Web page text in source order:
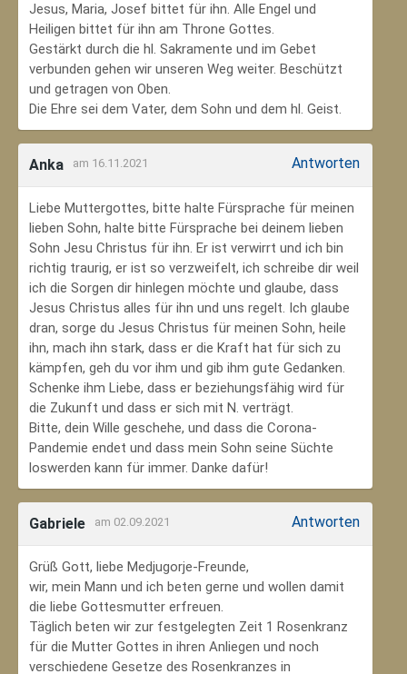
Jesus, Maria, Josef bittet für ihn. Alle Engel und
Heiligen bittet für ihn am Throne Gottes.
Gestärkt durch die hl. Sakramente und im Gebet
verbunden gehen wir unseren Weg weiter. Beschützt
und getragen von Oben.
Die Ehre sei dem Vater, dem Sohn und dem hl. Geist.
Anka am 16.11.2021 Antworten
Liebe Muttergottes, bitte halte Fürsprache für meinen
lieben Sohn, halte bitte Fürsprache bei deinem lieben
Sohn Jesu Christus für ihn. Er ist verwirrt und ich bin
richtig traurig, er ist so verzweifelt, ich schreibe dir weil
ich die Sorgen dir hinlegen möchte und glaube, dass
Jesus Christus alles für ihn und uns regelt. Ich glaube
dran, sorge du Jesus Christus für meinen Sohn‚ heile
ihn, mach ihn stark, dass er die Kraft hat für sich zu
kämpfen, geh du vor ihm und gib ihm gute Gedanken.
Schenke ihm Liebe, dass er beziehungsfähig wird für
die Zukunft und dass er sich mit N. verträgt.
Bitte, dein Wille geschehe, und dass die Corona-
Pandemie endet und dass mein Sohn seine Süchte
loswerden kann für immer. Danke dafür!
Gabriele am 02.09.2021 Antworten
Grüß Gott, liebe Medjugorje-Freunde,
wir, mein Mann und ich beten gerne und wollen damit
die liebe Gottesmutter erfreuen.
Täglich beten wir zur festgelegten Zeit 1 Rosenkranz
für die Mutter Gottes in ihren Anliegen und noch
verschiedene Gesetze des Rosenkranzes in